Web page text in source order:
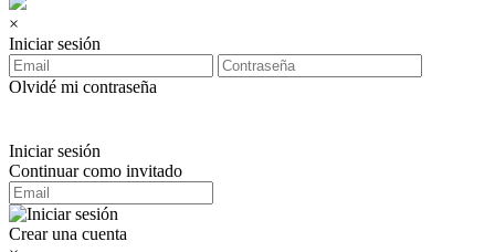
×
Iniciar sesión
Olvidé mi contraseña
Iniciar sesión
Continuar como invitado
Crear una cuenta